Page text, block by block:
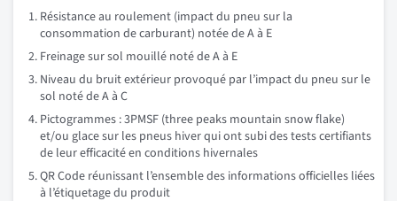
Résistance au roulement (impact du pneu sur la
consommation de carburant) notée de A à E
Freinage sur sol mouillé noté de A à E
Niveau du bruit extérieur provoqué par l’impact du pneu sur le
sol noté de A à C
Pictogrammes : 3PMSF (three peaks mountain snow flake)
et/ou glace sur les pneus hiver qui ont subi des tests certifiants
de leur efficacité en conditions hivernales
QR Code réunissant l’ensemble des informations officielles liées
à l’étiquetage du produit